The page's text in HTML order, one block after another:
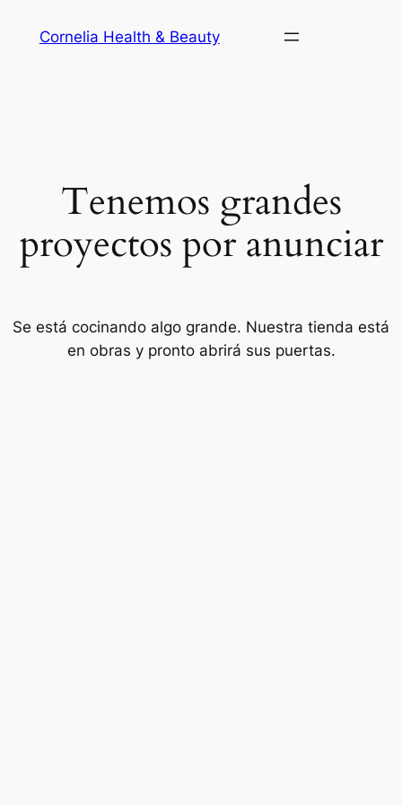
Cornelia Health & Beauty
Tenemos grandes
proyectos por anunciar
Se está cocinando algo grande. Nuestra tienda está
en obras y pronto abrirá sus puertas.